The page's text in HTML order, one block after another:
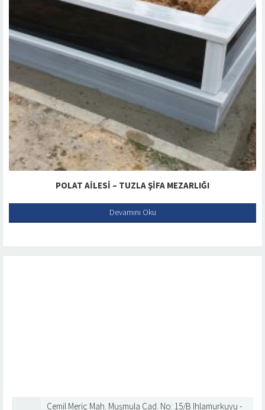
POLAT AILESI – TUZLA ŞIFA MEZARLIĞI
Devamını Oku
Cemil Meriç Mah. Muşmula Cad. No: 15/B Ihlamurkuyu -